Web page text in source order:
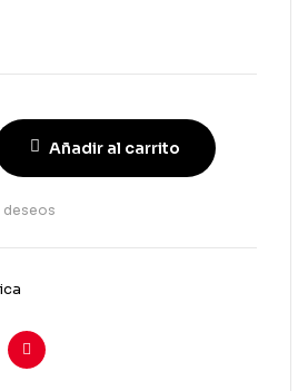
Añadir al carrito
deseos
Pinterest